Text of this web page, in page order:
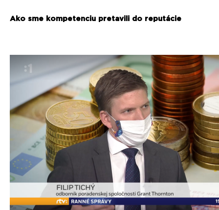
Ako sme kompetenciu pretavili do reputácie